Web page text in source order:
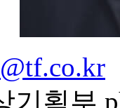
기획부